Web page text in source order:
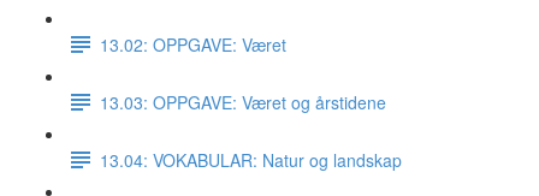
13.02: OPPGAVE: Været
13.03: OPPGAVE: Været og årstidene
13.04: VOKABULAR: Natur og landskap